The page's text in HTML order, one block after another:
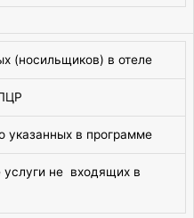
(носильщиков) в отеле
указанных в программе
услуги не входящих в